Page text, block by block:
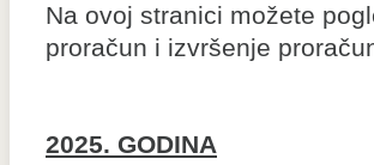
Na ovoj stranici možete
proračun i izvršenje
2025. GODINA